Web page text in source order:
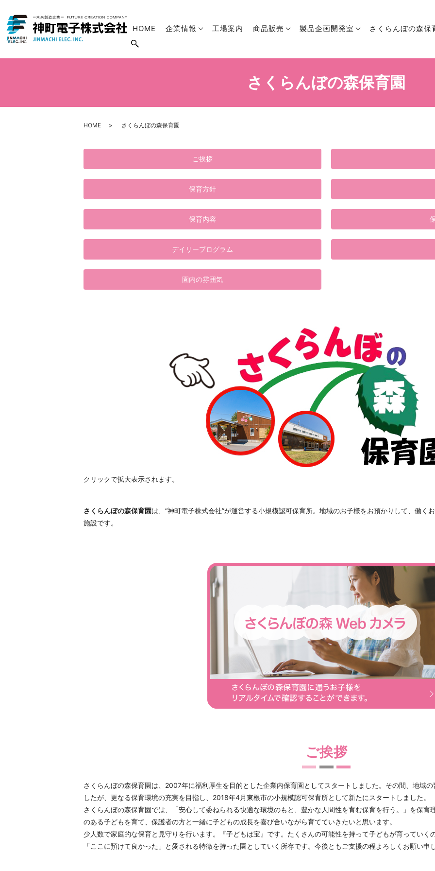
HOME 企業情報 工場案内 商品販売 製品企画開発室 さくらんぼの森保
さくらんぼの森保育園
HOME さくらんぼの森保育園
ご挨拶
保育方針
保育内容
デイリープログラム
園内の雰囲気
クリックで拡大表示されます。
さくらんぼの森保育園は、“神町電子株式会社”が運営する小規模認可保育所。地域のお子様をお預かりして、働く
施設です。
ご挨拶
さくらんぼの森保育園は、2007年に福利厚生を目的とした企業内保育園としてスタートしました。その間、地域
したが、更なる保育環境の充実を目指し、2018年4月東根市の小規模認可保育所として新たにスタートしました。
さくらんぼの森保育園では、「安心して委ねられる快適な環境のもと、豊かな人間性を育む保育を行う。」を保育
のある子どもを育て、保護者の方と一緒に子どもの成長を喜び合いながら育てていきたいと思います。
少人数で家庭的な保育と見守りを行います。『子どもは宝』です。たくさんの可能性を持って子どもが育っていく
「ここに預けて良かった」と愛される特徴を持った園としていく所存です。今後ともご支援の程よろしくお願い申